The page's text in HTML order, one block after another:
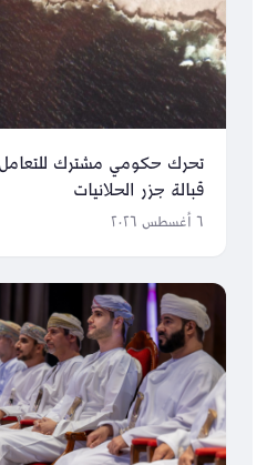
تحرك حكومي مشترك
قبالة جزر الحلانيات
٦ أغسطس ٢٠٢٦